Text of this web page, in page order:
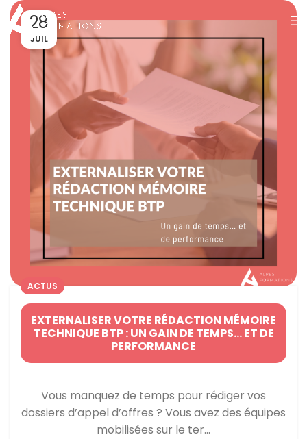
28
JUIL
ACTUS
EXTERNALISER VOTRE RÉDACTION MÉMOIRE
TECHNIQUE BTP : UN GAIN DE TEMPS… ET DE
PERFORMANCE
Vous manquez de temps pour rédiger vos
dossiers d’appel d’offres ? Vous avez des équipes
mobilisées sur le ter...